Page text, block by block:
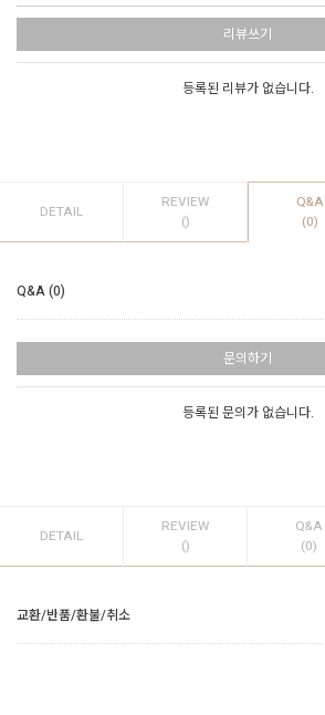
리뷰쓰기
등록된 리뷰가 없습니다.
DETAIL
REVIEW
()
Q&A
(0)
Q&A (0)
문의하기
등록된 문의가 없습니다.
DETAIL
REVIEW
()
Q&A
(0)
교환/반품/환불/취소